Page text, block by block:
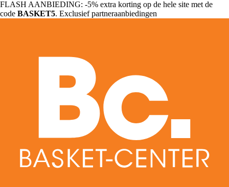
FLASH AANBIEDING: -5% extra korting op de hele site met de
code BASKET5. Exclusief partneraanbiedingen